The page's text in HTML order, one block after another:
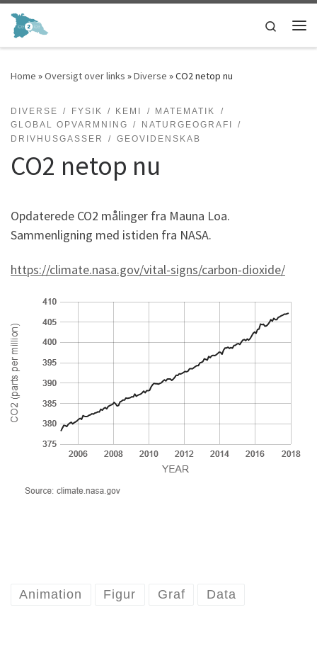
Skip to content
Search
Home »Oversigt over links »Diverse »CO2 netop nu
DIVERSE FYSIK KEMI
MATEMATIK
GLOBAL OPVARMNING
NATURGEOGRAFI
DRIVHUSGASSER
GEOVIDENSKAB
CO2 netop nu
Opdaterede CO2 målinger fra Mauna Loa.
Sammenligning med istiden fra NASA.
https://climate.nasa.gov/vital-signs/carbon-dioxide/
Animation Figur Graf Data